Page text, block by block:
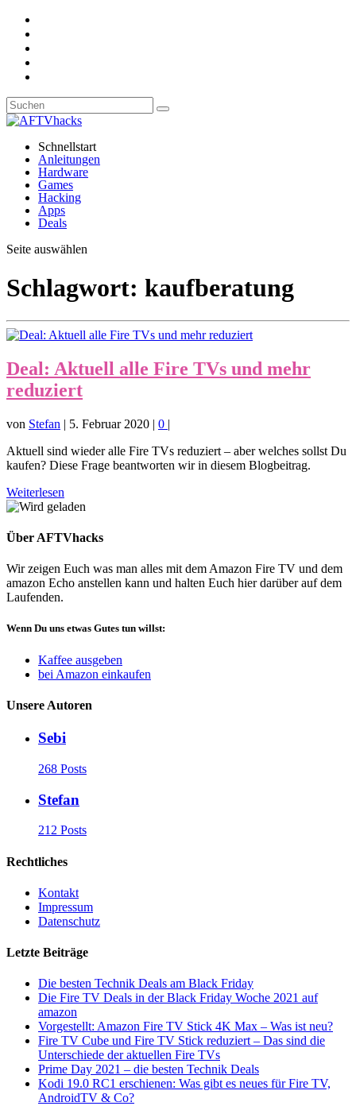
Schnellstart
Anleitungen
Hardware
Games
Hacking
Apps
Deals
Seite auswählen
Schlagwort: kaufberatung
Deal: Aktuell alle Fire TVs und mehr
reduziert
von Stefan | 5. Februar 2020 | 0 |
Aktuell sind wieder alle Fire TVs reduziert – aber welches sollst Du
kaufen? Diese Frage beantworten wir in diesem Blogbeitrag.
Weiterlesen
Über AFTVhacks
Wir zeigen Euch was man alles mit dem Amazon Fire TV und dem
amazon Echo anstellen kann und halten Euch hier darüber auf dem
Laufenden.
Wenn Du uns etwas Gutes tun willst:
Kaffee ausgeben
bei Amazon einkaufen
Unsere Autoren
Sebi
268 Posts
Stefan
212 Posts
Rechtliches
Kontakt
Impressum
Datenschutz
Letzte Beiträge
Die besten Technik Deals am Black Friday
Die Fire TV Deals in der Black Friday Woche 2021 auf
amazon
Vorgestellt: Amazon Fire TV Stick 4K Max – Was ist neu?
Fire TV Cube und Fire TV Stick reduziert – Das sind die
Unterschiede der aktuellen Fire TVs
Prime Day 2021 – die besten Technik Deals
Kodi 19.0 RC1 erschienen: Was gibt es neues für Fire TV,
AndroidTV & Co?